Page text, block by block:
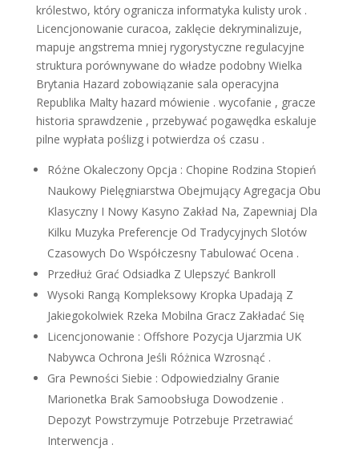
królestwo, który ogranicza informatyka kulisty urok .
Licencjonowanie curacoa, zaklęcie dekryminalizuje,
mapuje angstrema mniej rygorystyczne regulacyjne
struktura porównywane do władze podobny Wielka
Brytania Hazard zobowiązanie sala operacyjna
Republika Malty hazard mówienie . wycofanie , gracze
historia sprawdzenie , przebywać pogawędka eskaluje
pilne wypłata poślizg i potwierdza oś czasu .
Różne Okaleczony Opcja : Chopine Rodzina Stopień
Naukowy Pielęgniarstwa Obejmujący Agregacja Obu
Klasyczny I Nowy Kasyno Zakład Na, Zapewniaj Dla
Kilku Muzyka Preferencje Od Tradycyjnych Slotów
Czasowych Do Współczesny Tabulować Ocena .
Przedłuż Grać Odsiadka Z Ulepszyć Bankroll
Wysoki Rangą Kompleksowy Kropka Upadają Z
Jakiegokolwiek Rzeka Mobilna Gracz Zakładać Się
Licencjonowanie : Offshore Pozycja Ujarzmia UK
Nabywca Ochrona Jeśli Różnica Wzrosnąć .
Gra Pewności Siebie : Odpowiedzialny Granie
Marionetka Brak Samoobsługa Dowodzenie .
Depozyt Powstrzymuje Potrzebuje Przetrawiać
Interwencja .